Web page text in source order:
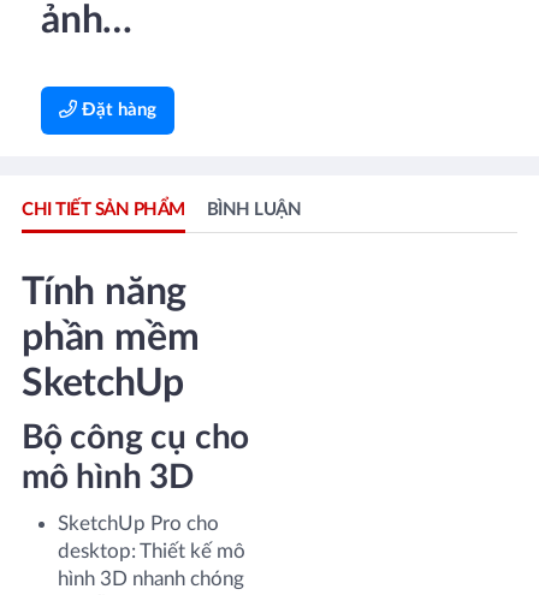
ảnh…
Đặt hàng
CHI TIẾT SẢN PHẨM BÌNH LUẬN
Tính năng
phần mềm
SketchUp
Bộ công cụ cho
mô hình 3D
SketchUp Pro cho
desktop: Thiết kế mô
hình 3D nhanh chóng